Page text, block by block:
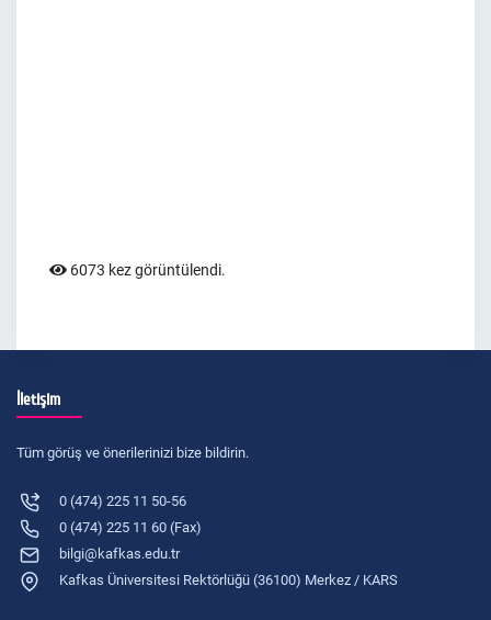
6073 kez görüntülendi.
İletişim
Tüm görüş ve önerilerinizi bize bildirin.
0 (474) 225 11 50-56
0 (474) 225 11 60 (Fax)
bilgi@kafkas.edu.tr
Kafkas Üniversitesi Rektörlüğü (36100) Merkez / KARS